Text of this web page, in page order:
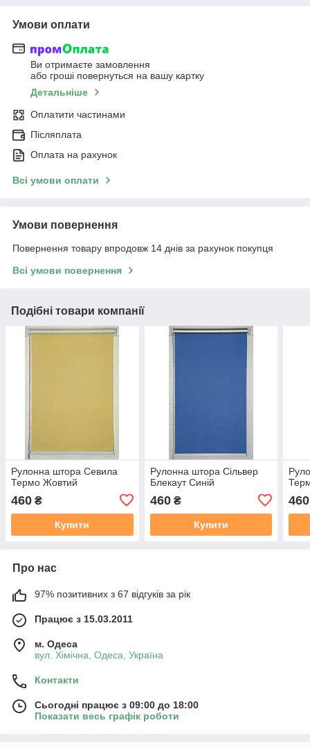
Умови оплати
Ви отримаєте замовлення
або гроші повернуться на вашу картку
Детальніше
Оплатити частинами
Післяплата
Оплата на рахунок
Всі умови оплати
Умови повернення
Повернення товару впродовж 14 днів за рахунок покупця
Всі умови повернення
Подібні товари компанії
Рулонна штора Севила
Термо Жовтий
460 ₴
Купити
Рулонна штора Сільвер
Блекаут Синій
460₴
Купити
460
Про нас
97% позитивних з 67 відгуків за рік
Працює з 15.03.2011
м. Одеса
вул. Хiмiчна, Одеса, Україна
Контакти
Сьогодні працює з 09:00 до 18:00
Показати весь графік роботи